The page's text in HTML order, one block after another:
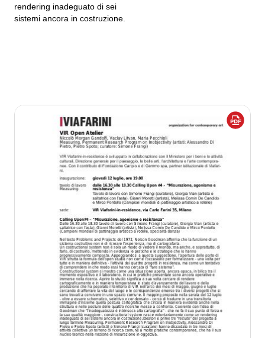
rendering inadeguato di sei
sistemi ancora in costruzione.